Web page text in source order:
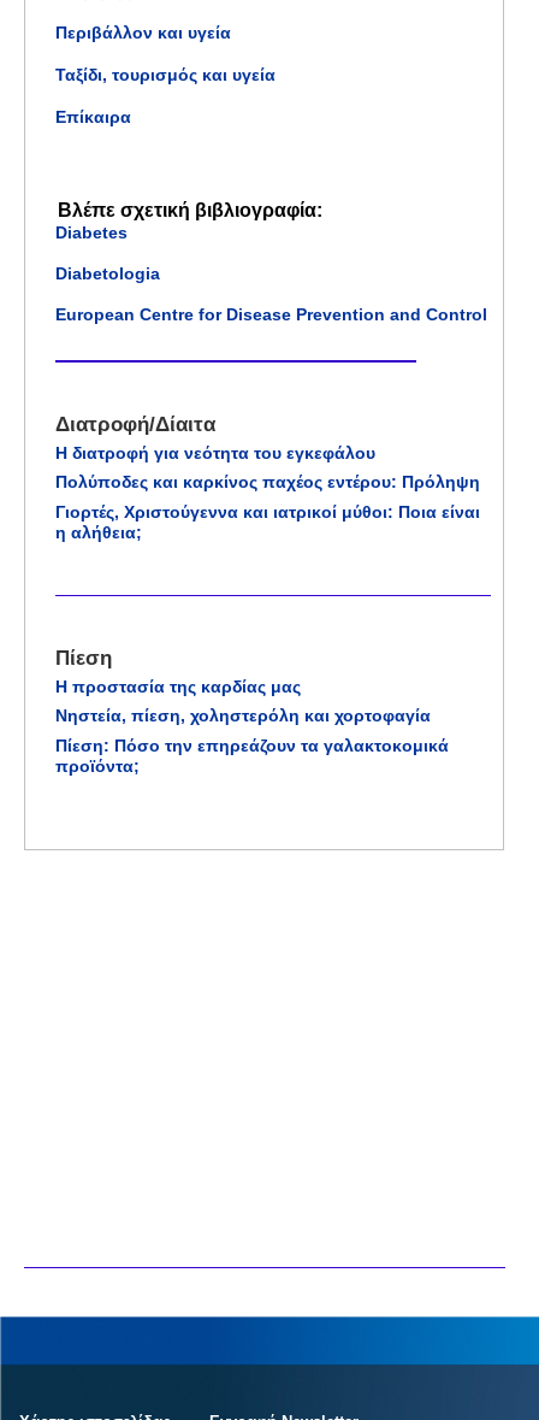
Περιβάλλον και υγεία
Ταξίδι, τουρισμός και υγεία
Επίκαιρα
Βλέπε σχετική βιβλιογραφία:
Diabetes
Diabetologia
European Centre for Disease Prevention and Control
Διατροφή/Δίαιτα
Η διατροφή για νεότητα του εγκεφάλου
Πολύποδες και καρκίνος παχέος εντέρου: Πρόληψη
Γιορτές, Χριστούγεννα και ιατρικοί μύθοι: Ποια είναι
η αλήθεια;
Πίεση
Η προστασία της καρδίας μας
Νηστεία, πίεση, χοληστερόλη και χορτοφαγία
Πίεση: Πόσο την επηρεάζουν τα γαλακτοκομικά
προϊόντα;